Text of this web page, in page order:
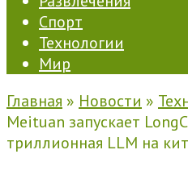
Спорт
Технологии
Мир
Главная » Новости »
Meituan запускает
триллионная LLM на